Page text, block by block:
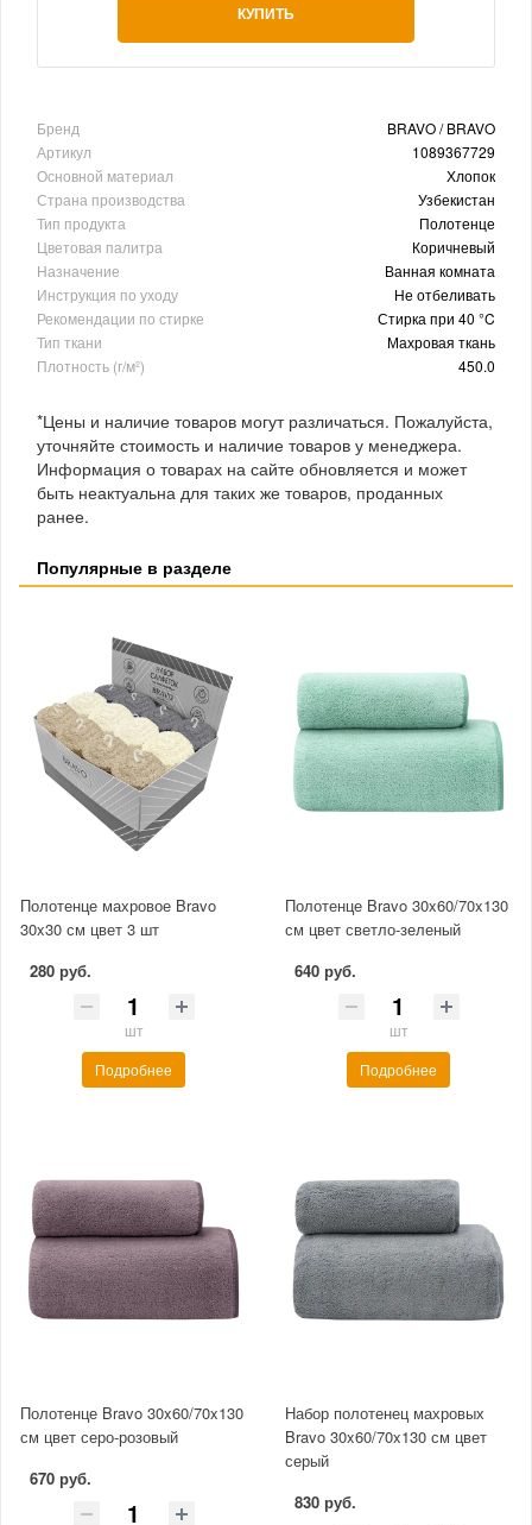
КУПИТЬ
Бренд
BRAVO / BRAVO
Артикул
1089367729
Основной материал
Хлопок
Страна производства
Узбекистан
Тип продукта
Полотенце
Цветовая палитра
Коричневый
Назначение
Ванная комната
Инструкция по уходу
Не отбеливать
Рекомендации по стирке
Стирка при 40 °C
Тип ткани
Махровая ткань
Плотность (г/м²)
450.0
*Цены и наличие товаров могут различаться. Пожалуйста,
уточняйте стоимость и наличие товаров у менеджера.
Информация о товарах на сайте обновляется и может
быть неактуальна для таких же товаров, проданных
ранее.
Популярные в разделе
Полотенце махровое Bravo
30x30 см цвет 3 шт
280 руб.
шт
Подробнее
Полотенце Bravo 30x60/70x130
см цвет светло-зеленый
640 руб.
шт
Подробнее
Полотенце Bravo 30x60/70x130
см цвет серо-розовый
670 руб.
Набор полотенец махровых
Bravo 30x60/70x130 см цвет
серый
830 руб.